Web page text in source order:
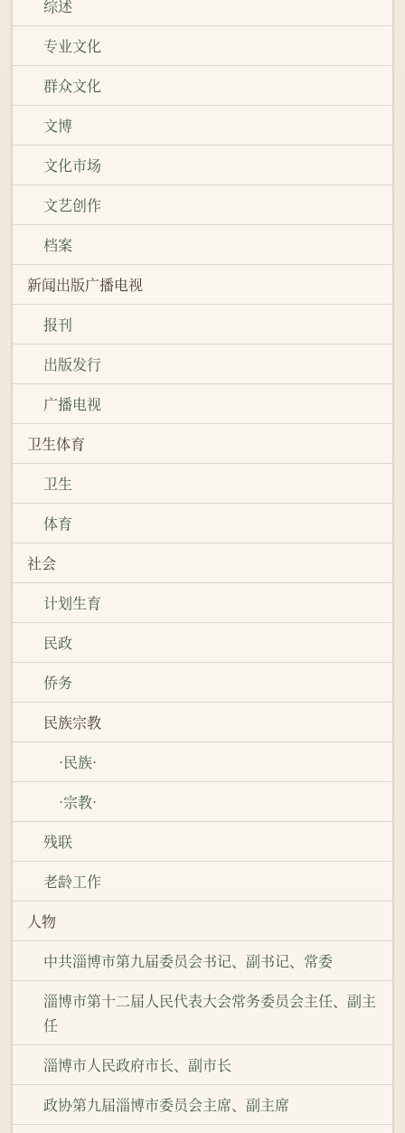
综述
专业文化
群众文化
文博
文化市场
文艺创作
档案
新闻出版广播电视
报刊
出版发行
广播电视
卫生体育
卫生
体育
社会
计划生育
民政
侨务
民族宗教
·民族·
·宗教·
残联
老龄工作
人物
中共淄博市第九届委员会书记、副书记、常委
淄博市第十二届人民代表大会常务委员会主任、副主
任
淄博市人民政府市长、副市长
政协第九届淄博市委员会主席、副主席